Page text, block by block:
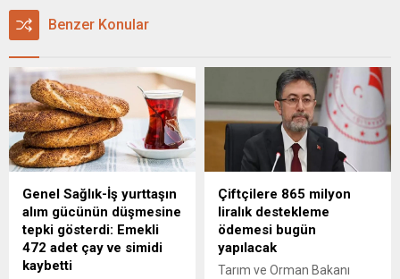
Benzer Konular
Genel Sağlık-İş yurttaşın
alım gücünün düşmesine
tepki gösterdi: Emekli
472 adet çay ve simidi
kaybetti
Çiftçilere 865 milyon
liralık destekleme
ödemesi bugün
yapılacak
Tarım ve Orman Bakanı